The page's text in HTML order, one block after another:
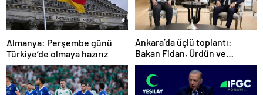
Almanya: Perşembe günü
Türkiye’de olmaya hazırız
Ankara’da üçlü toplantı:
Bakan Fidan, Ürdün ve
Suriyeli mevkidaşlarıyla
görüştü